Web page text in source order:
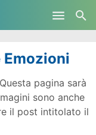
Emozioni
pagina sarà
sono anche
il post intitolato il